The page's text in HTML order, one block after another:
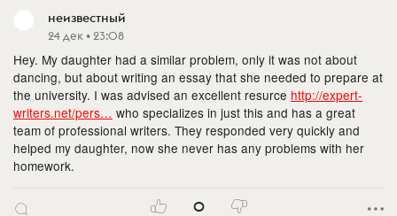
неизвестный
24 дек • 23:08
Hey. My daughter had a similar problem, only it was not about
dancing, but about writing an essay that she needed to prepare at
the university. I was advised an excellent resurce http://expert-
writers.net/pers… who specializes in just this and has a great
team of professional writers. They responded very quickly and
helped my daughter, now she never has any problems with her
homework.
0